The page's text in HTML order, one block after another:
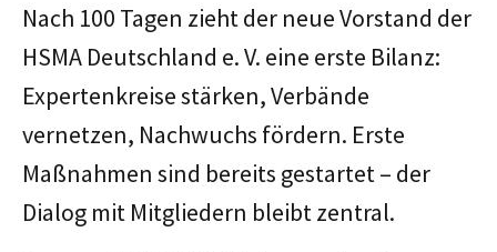
Nach 100 Tagen zieht der neue Vorstand der
HSMA Deutschland e. V. eine erste Bilanz:
Expertenkreise stärken, Verbände
vernetzen, Nachwuchs fördern. Erste
Maßnahmen sind bereits gestartet – der
Dialog mit Mitgliedern bleibt zentral.